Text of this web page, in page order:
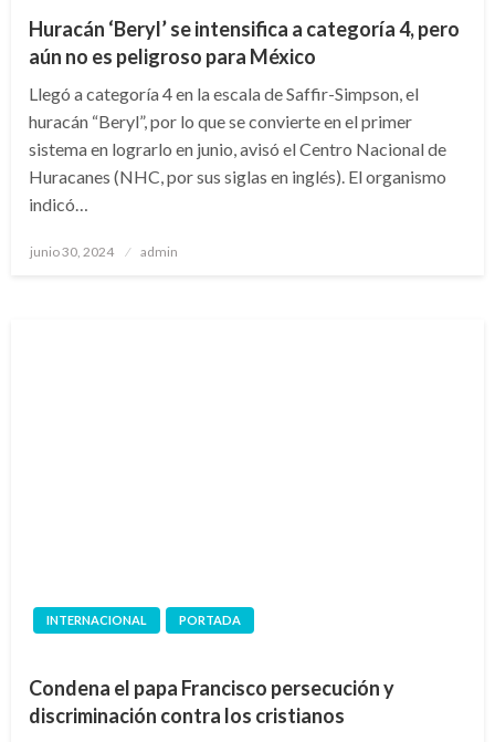
Huracán ‘Beryl’ se intensifica a categoría 4, pero
aún no es peligroso para México
Llegó a categoría 4 en la escala de Saffir-Simpson, el
huracán “Beryl”, por lo que se convierte en el primer
sistema en lograrlo en junio, avisó el Centro Nacional de
Huracanes (NHC, por sus siglas en inglés). El organismo
indicó…
Publicado
junio 30, 2024 admin
INTERNACIONAL PORTADA
Condena el papa Francisco persecución y
discriminación contra los cristianos